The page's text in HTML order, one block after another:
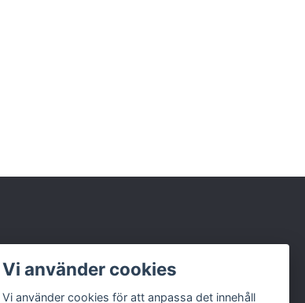
Vi använder cookies
Vi använder cookies för att anpassa det innehåll